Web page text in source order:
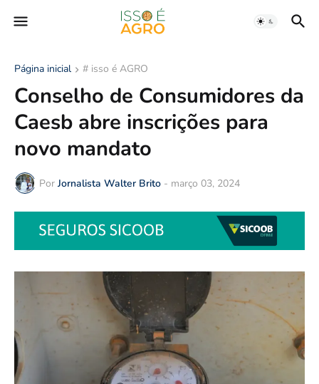
Página inicial # isso é AGRO
Conselho de Consumidores da
Caesb abre inscrições para
novo mandato
Por Jornalista Walter Brito - março 03, 2024